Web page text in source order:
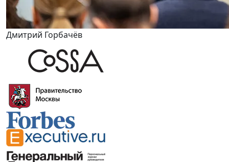
Дмитрий Горбачёв